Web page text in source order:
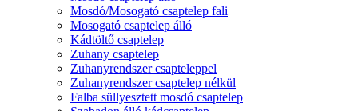
Mosdó/Mosogató csaptelep fali
Mosogató csaptelep álló
Kádtöltő csaptelep
Zuhany csaptelep
Zuhanyrendszer csapteleppel
Zuhanyrendszer csaptelep nélkül
Falba süllyesztett mosdó csaptelep